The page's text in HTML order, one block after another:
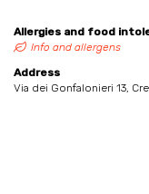
Allergies and food
Info and allergens
Address
Via dei Gonfalonieri 13,